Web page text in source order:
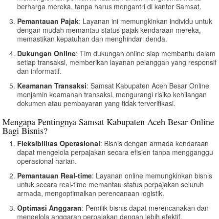
berharga mereka, tanpa harus mengantri di kantor Samsat.
Pemantauan Pajak: Layanan ini memungkinkan individu untuk
dengan mudah memantau status pajak kendaraan mereka,
memastikan kepatuhan dan menghindari denda.
Dukungan Online: Tim dukungan online siap membantu dalam
setiap transaksi, memberikan layanan pelanggan yang responsif
dan informatif.
Keamanan Transaksi: Samsat Kabupaten Aceh Besar Online
menjamin keamanan transaksi, mengurangi risiko kehilangan
dokumen atau pembayaran yang tidak terverifikasi.
Mengapa Pentingnya Samsat Kabupaten Aceh Besar Online
Bagi Bisnis?
Fleksibilitas Operasional: Bisnis dengan armada kendaraan
dapat mengelola perpajakan secara efisien tanpa mengganggu
operasional harian.
Pemantauan Real-time: Layanan online memungkinkan bisnis
untuk secara real-time memantau status perpajakan seluruh
armada, mengoptimalkan perencanaan logistik.
Optimasi Anggaran: Pemilik bisnis dapat merencanakan dan
mengelola anggaran perpajakan dengan lebih efektif,